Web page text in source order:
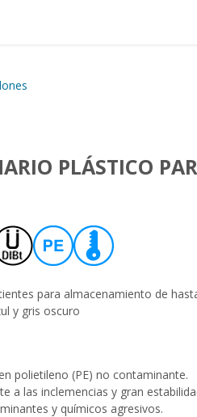
PLÁSTICO
para almacenamiento de
y gris oscuro
polietileno (PE) no contaminante.
a las inclemencias y gran
y químicos agresivos.